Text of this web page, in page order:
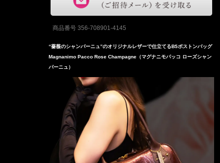
商品番号 356-708901-4145
“薔薇のシャンパーニュ”のオリジナルレザーで仕立てるB5ボストンバッグ
Magnanimo Pacco Rose Champagne（マグナニモパッコ ローズシャン
パーニュ）